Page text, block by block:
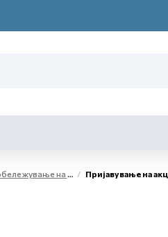
производи и меѓупроизводи Пријавување на